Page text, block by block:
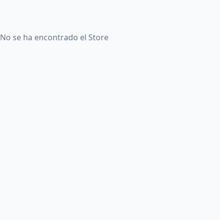
No se ha encontrado el Store